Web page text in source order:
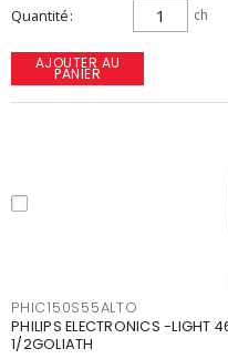
Quantité ch
AJOUTER AU
PANIER
PHIC150S55ALTO
PHILIPS ELECTRONICS -LIGHT
1/2GOLIATH